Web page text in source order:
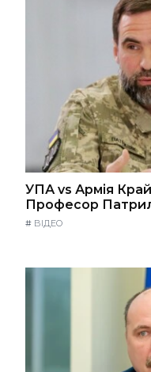
УПА vs Армія
Професор
# ВІДЕО